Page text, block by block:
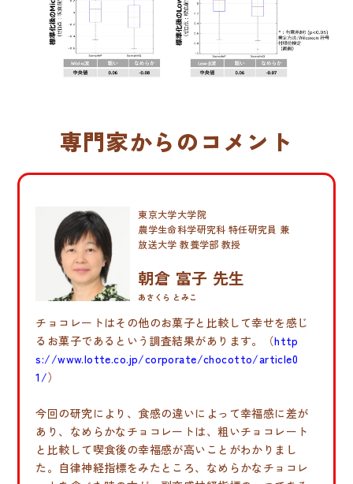
専門家からのコメント
東京大学大学院
農学生命科学研究科 特任研究員 兼
放送大学 教養学部 教授
朝倉 富子 先生
あさくら とみこ
チョコレートはその他のお菓子と比較して幸せを感じ
るお菓子であるという調査結果があります。（http
s://www.lotte.co.jp/corporate/chocotto/article0
1/）
今回の研究により、食感の違いによって幸福感に差が
あり、なめらかなチョコレートは、粗いチョコレート
と比較して喫食後の幸福感が高いことがわかりまし
た。自律神経指標をみたところ、なめらかなチョコレ